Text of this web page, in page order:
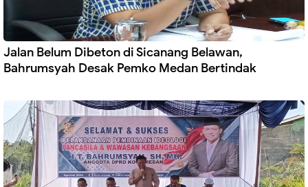
Jalan Belum Dibeton di Sicanang Belawan,
Bahrumsyah Desak Pemko Medan Bertindak